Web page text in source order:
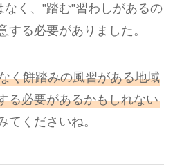
なく、”踏む”習わしがあるの
する必要がありました。
く餅踏みの風習がある地域
る必要があるかもしれない
てくださいね。